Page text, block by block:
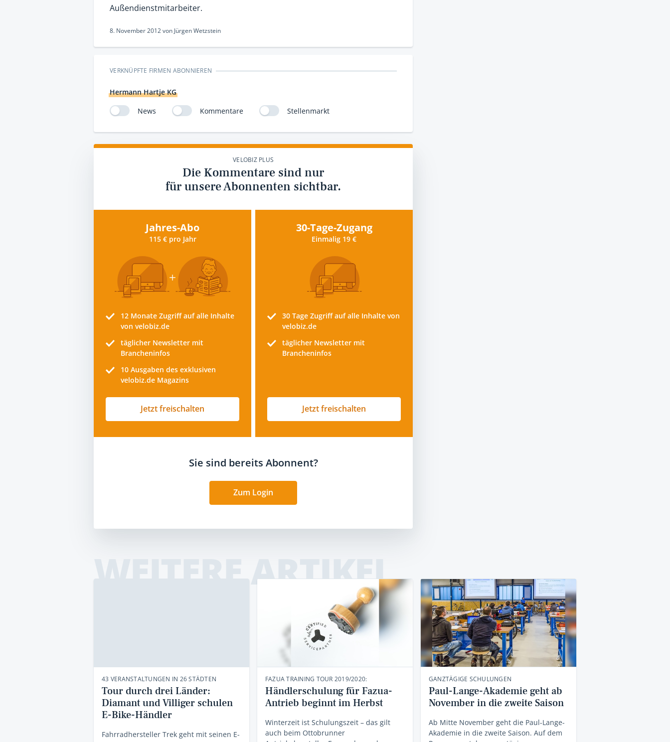
Außendienstmitarbeiter.
8. November 2012von Jürgen Wetzstein
VERKNÜPFTE FIRMEN ABONNIEREN
Hermann Hartje KG
News
Kommentare Stellenmarkt
VELOBIZ PLUS
Die Kommentare sind nur
für unsere Abonnenten sichtbar.
Jahres-Abo
115 € pro Jahr
12 Monate Zugriff auf alle Inhalte
von velobiz.de
täglicher Newsletter mit
Brancheninfos
10 Ausgaben des exklusiven
velobiz.de Magazins
Jetzt freischalten
30-Tage-Zugang
Einmalig 19 €
30 Tage Zugriff auf alle Inhalte von
velobiz.de
täglicher Newsletter mit
Brancheninfos
Jetzt freischalten
Sie sind bereits Abonnent?
Zum Login
WEITERE ARTIKEL
43 VERANSTALTUNGEN IN 26 STÄDTEN
Tour durch drei Länder:
Diamant und Villiger schulen
E-Bike-Händler
Fahrradhersteller Trek geht mit seinen E-
FAZUA TRAINING TOUR 2019/2020:
Händlerschulung für Fazua-
Antrieb beginnt im Herbst
Winterzeit ist Schulungszeit – das gilt
auch beim Ottobrunner
GANZTÄGIGE SCHULUNGEN
Paul-Lange-Akademie geht ab
November in die zweite Saison
Ab Mitte November geht die Paul-Lange-
Akademie in die zweite Saison. Auf dem